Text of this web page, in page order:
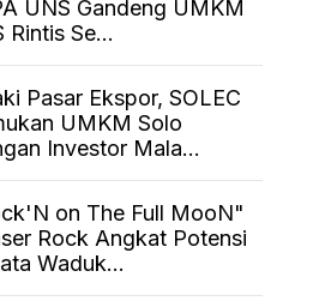
UNS Gandeng UMKM
Rintis Se...
Pasar Ekspor, SOLEC
UMKM Solo
Investor Mala...
on The Full MooN"
Rock Angkat Potensi
Waduk...